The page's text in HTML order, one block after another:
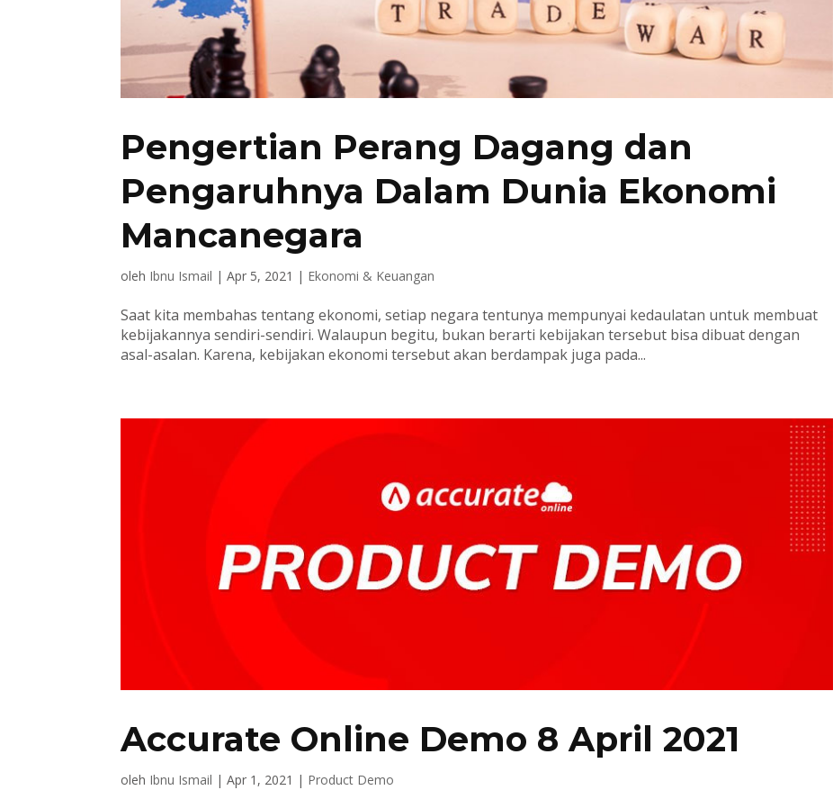
Pengertian Perang Dagang dan
Pengaruhnya Dalam Dunia Ekonomi
Mancanegara
oleh Ibnu Ismail |Apr 5, 2021 | Ekonomi & Keuangan
Saat kita membahas tentang ekonomi, setiap negara tentunya mempunyai kedaulatan untuk membuat
kebijakannya sendiri-sendiri. Walaupun begitu, bukan berarti kebijakan tersebut bisa dibuat dengan
asal-asalan. Karena, kebijakan ekonomi tersebut akan berdampak juga pada...
Accurate Online Demo 8 April 2021
oleh Ibnu Ismail |Apr 1, 2021 | Product Demo